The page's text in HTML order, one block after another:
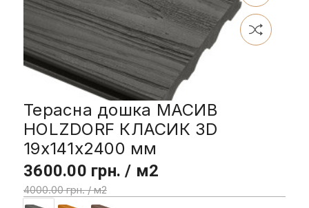
Терасна дошка МАСИВ
HOLZDORF КЛАСИК 3D
19x141х2400 мм
3600.00 грн. / м2
4000.00 грн. / м2